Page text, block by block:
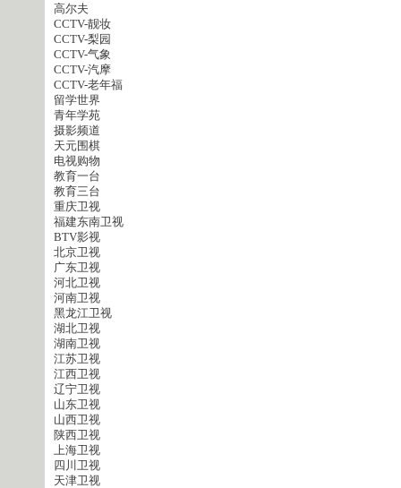
高尔夫
CCTV-靓妆
CCTV-梨园
CCTV-气象
CCTV-汽摩
CCTV-老年福
留学世界
青年学苑
摄影频道
天元围棋
电视购物
教育一台
教育三台
重庆卫视
福建东南卫视
BTV影视
北京卫视
广东卫视
河北卫视
河南卫视
黑龙江卫视
湖北卫视
湖南卫视
江苏卫视
江西卫视
辽宁卫视
山东卫视
山西卫视
陕西卫视
上海卫视
四川卫视
天津卫视